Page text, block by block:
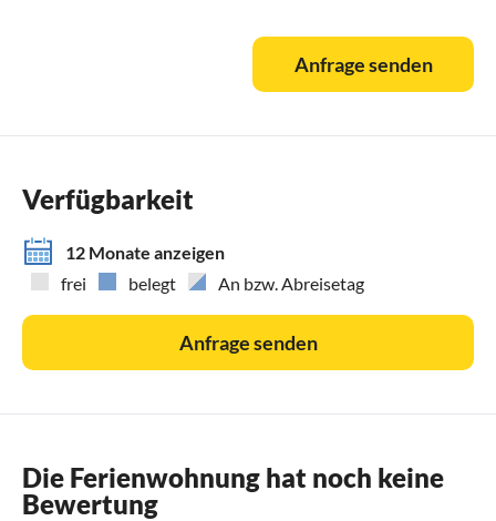
Anfrage senden
Verfügbarkeit
12 Monate anzeigen
frei
belegt An bzw. Abreisetag
Anfrage senden
Die Ferienwohnung hat noch keine
Bewertung